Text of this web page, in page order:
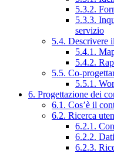
5.3.2.
5.3.3.
servizio
5.4. Descrivere
5.4.1.
5.4.2.
5.5. Co-
5.5.1.
6. Progettazione dei
6.1. Cos’è il
6.2. Ricerca
6.2.1.
6.2.2.
6.2.3.